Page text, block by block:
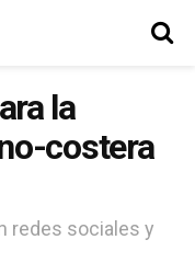
la
costera
redes sociales y